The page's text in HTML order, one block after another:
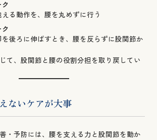
る動作を、腰を丸めずに行う
を後ろに伸ばすとき、腰を反らずに股関節か
て、股関節と腰の役割分担を取り戻してい
ないケアが大事
・予防には、腰を支える力と股関節を動か